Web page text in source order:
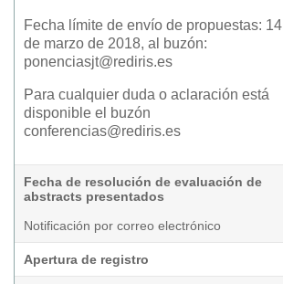
Fecha límite de envío de propuestas: 14
de marzo de 2018, al buzón:
ponenciasjt@rediris.es
Para cualquier duda o aclaración está
disponible el buzón
conferencias@rediris.es
Fecha de resolución de evaluación de
abstracts presentados
Notificación por correo electrónico
Apertura de registro